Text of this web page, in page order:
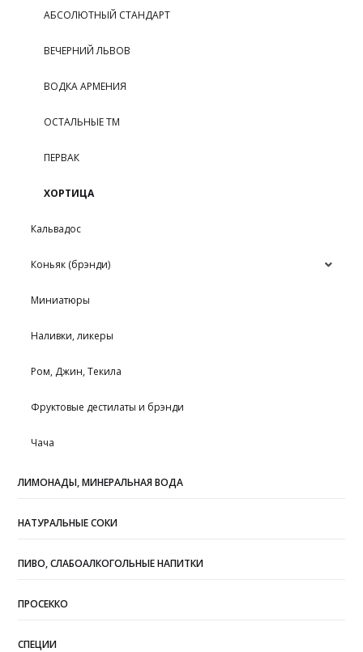
АБСОЛЮТНЫЙ СТАНДАРТ
ВЕЧЕРНИЙ ЛЬВОВ
ВОДКА АРМЕНИЯ
ОСТАЛЬНЫЕ ТМ
ПЕРВАК
ХОРТИЦА
Кальвадос
Коньяк (брэнди)
Миниатюры
Наливки, ликеры
Ром, Джин, Текила
Фруктовые дестилаты и брэнди
Чача
ЛИМОНАДЫ, МИНЕРАЛЬНАЯ ВОДА
НАТУРАЛЬНЫЕ СОКИ
ПИВО, СЛАБОАЛКОГОЛЬНЫЕ НАПИТКИ
ПРОСЕККО
СПЕЦИИ